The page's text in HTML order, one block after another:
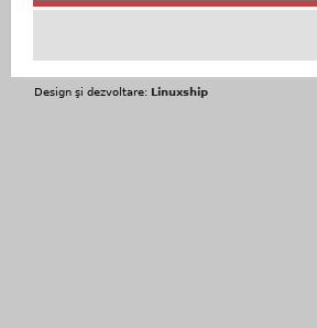
Design şi dezvoltare: Linuxship